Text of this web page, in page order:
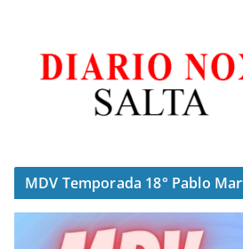
MDV Temporada 18° Pablo